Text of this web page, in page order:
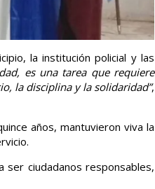
la institución policial y las
es una tarea que requiere
la disciplina y la solidaridad”,
años, mantuvieron viva la
ser ciudadanos responsables,